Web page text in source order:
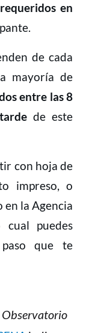
en
de cada
mayoría de
entre las 8
de este
con hoja de
impreso, o
la Agencia
cual puedes
que te
Observatorio